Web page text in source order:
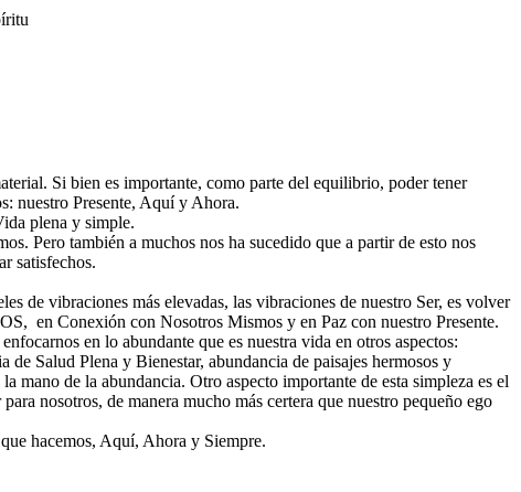
Si bien es importante, como parte del equilibrio, poder tener
nuestro Presente, Aquí y Ahora.
plena y simple.
Pero también a muchos nos ha sucedido que a partir de esto nos
satisfechos.
de vibraciones más elevadas, las vibraciones de nuestro Ser, es volver
en Conexión con Nosotros Mismos y en Paz con nuestro Presente.
en lo abundante que es nuestra vida en otros aspectos:
Salud Plena y Bienestar, abundancia de paisajes hermosos y
de la abundancia. Otro aspecto importante de esta simpleza es el
nosotros, de manera mucho más certera que nuestro pequeño ego
hacemos, Aquí, Ahora y Siempre.